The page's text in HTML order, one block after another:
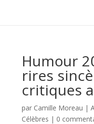
Humour
rires
critiques
par Camille Moreau |
Célèbres | 0